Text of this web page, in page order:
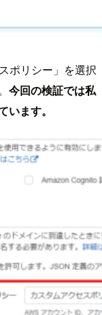
ポリシー」を選択
今回の検証では私
ます。